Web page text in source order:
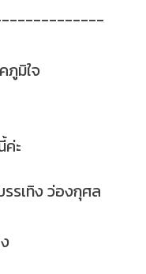
ภูมิใจ
ะ
รเทิง ว่องกุศล